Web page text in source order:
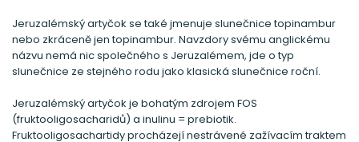
Jeruzalémský artyčok se také jmenuje slunečnice topinambur
nebo zkráceně jen topinambur. Navzdory svému anglickému
názvu nemá nic společného s Jeruzalémem, jde o typ
slunečnice ze stejného rodu jako klasická slunečnice roční.
Jeruzalémský artyčok je bohatým zdrojem FOS
(fruktooligosacharidů) a inulinu = prebiotik.
Fruktooligosachartidy procházejí nestrávené zažívacím traktem